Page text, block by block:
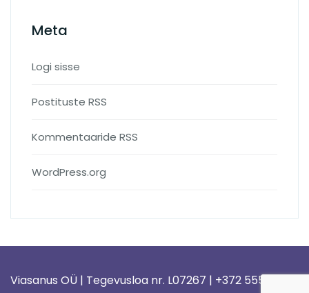
Meta
Logi sisse
Postituste RSS
Kommentaaride RSS
WordPress.org
Viasanus OÜ | Tegevusloa nr. L07267 | +372 5558 1578